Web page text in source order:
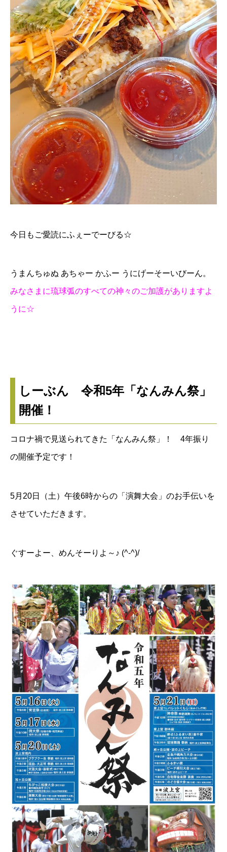
今日もご愛読にふぇーでーびる☆
うまんちゅぬ あちゃー かふー うにげーそーいびーん。
みなさまに琉球弧のすべての神々のご加護がありますよ
うに☆
しーぶん 令和5年「なんみん祭」
開催！
コロナ禍で見送られてきた「なんみん祭」！ 4年振り
の開催予定です！
5月20日（土）午後6時からの「演舞大会」のお手伝いを
させていただきます。
ぐすーよー、めんそーりよ～♪ (^-^)/